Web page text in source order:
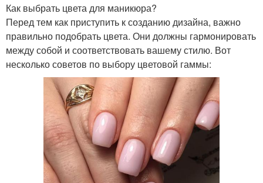
Как выбрать цвета для маникюра?
Перед тем как приступить к созданию дизайна, важно
правильно подобрать цвета. Они должны гармонировать
между собой и соответствовать вашему стилю. Вот
несколько советов по выбору цветовой гаммы: